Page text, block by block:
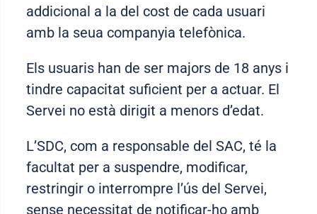
addicional a la del cost de cada usuari
amb la seua companyia telefònica.
Els usuaris han de ser majors de 18 anys i
tindre capacitat suficient per a actuar. El
Servei no està dirigit a menors d’edat.
L’SDC, com a responsable del SAC, té la
facultat per a suspendre, modificar,
restringir o interrompre l’ús del Servei,
sense necessitat de notificar-ho amb